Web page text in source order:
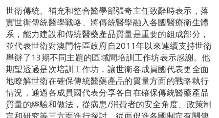
世衛傳統、補充和整合醫學部張奇主任致辭時表示，落
實世衛傳統醫學戰略、將傳統醫學融入各國醫療衛生體
系，能力建設和傳統醫藥產品質量是重要的組成部分，
並代表世衛對澳門特區政府自2011年以來連續支持世衛
舉辦了13期不同主題的區域間培訓工作坊表示感謝。他
期望透過是次培訓工作坊，讓世衛各成員國代表更全面
地瞭解世衛在確保傳統醫藥產品的質量方面的戰略執行
情況，通過各成員國代表分享各自在確保傳統醫藥產品
質量的經驗和做法，從病患/消費者的安全角度、政策制